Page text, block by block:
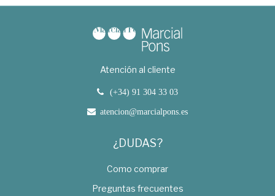
Atención al cliente
(+34) 91 304 33 03
atencion@marcialpons.es
¿DUDAS?
Como comprar
Preguntas frecuentes